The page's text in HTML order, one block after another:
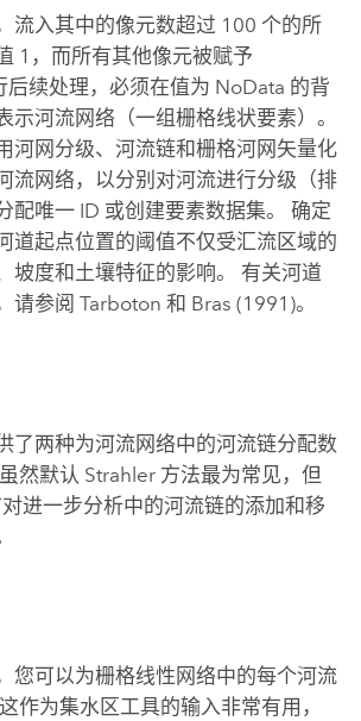
流入其中的像元数超过 100 个的所
1，而所有其他像元被赋予
后续处理，必须在值为 NoData 的背
示河流网络（一组栅格线状要素）。
河网分级、 河流链和栅格河网矢量化
流网络，以分别对河流进行分级（排
配唯一 ID 或创建要素数据集。 确定
道起点位置的阈值不仅受汇流区域的
坡度和土壤特征的影响。 有关河道
请参阅 Tarboton 和 Bras (1991)。
了两种为河流网络中的河流链分配数
然默认 Strahler 方法最为常见，但
进一步分析中的河流链的添加和移
您可以为栅格线性网络中的每个河流
作为集水区工具的输入非常有用，